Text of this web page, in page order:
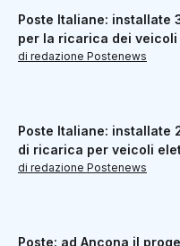
Poste Italiane: installate
per la ricarica dei
di redazione Postenews
Poste Italiane: installate
di ricarica per veicoli
di redazione Postenews
Poste: ad Ancona il